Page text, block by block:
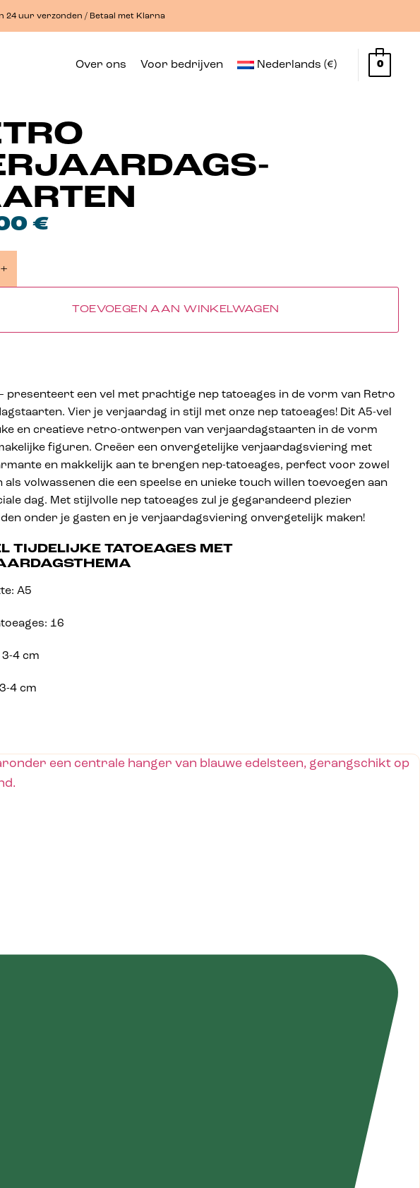
24 uur verzonden / Betaal met Klarna
Over ons Voor bedrijven Nederlands (€) 0
€
+
TOEVOEGEN AAN WINKELWAGEN
presenteert een vel met prachtige nep tatoeages in de vorm van Retro
Vier je verjaardag in stijl met onze nep tatoeages! Dit A5-vel
en creatieve retro-ontwerpen van verjaardagstaarten in de vorm
figuren. Creëer een onvergetelijke verjaardagsviering met
en makkelijk aan te brengen nep-tatoeages, perfect voor zowel
als volwassenen die een speelse en unieke touch willen toevoegen aan
dag. Met stijlvolle nep tatoeages zul je gegarandeerd plezier
onder je gasten en je verjaardagsviering onvergetelijk maken!
TIJDELIJKE TATOEAGES MET
A5
16
4 cm
4 cm